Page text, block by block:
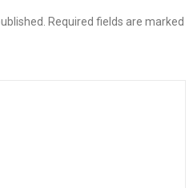
Required fields are marked